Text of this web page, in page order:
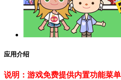
应用介绍
说明：游戏免费提供内置功能菜